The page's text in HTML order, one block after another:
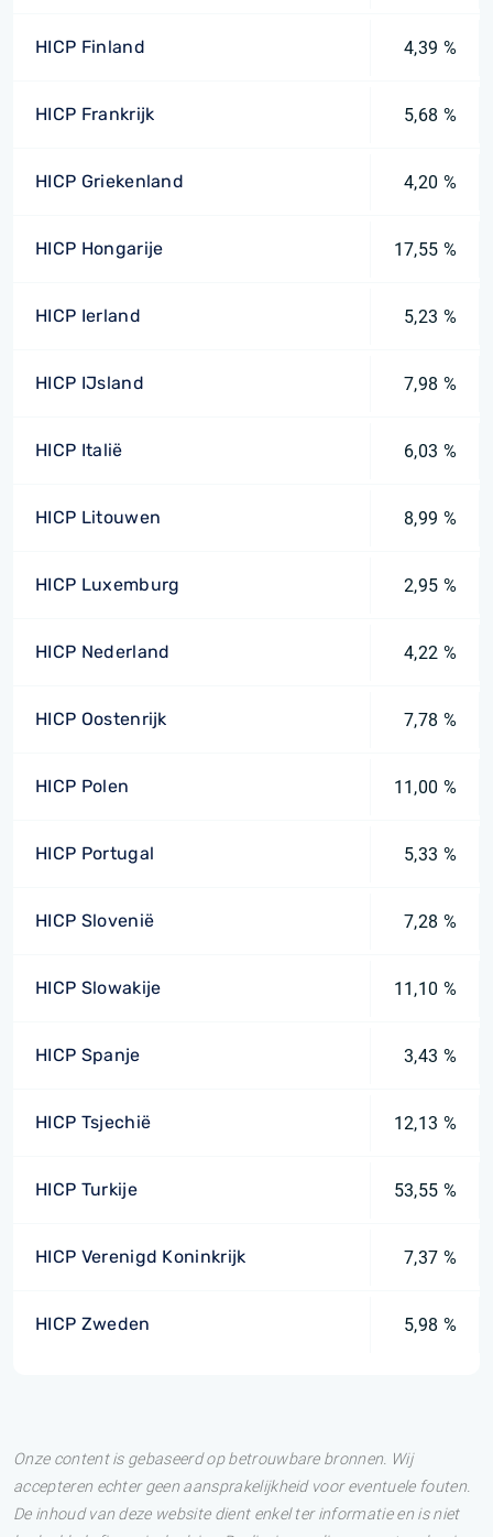
HICP Finland 4,39 %
HICP Frankrijk 5,68 %
HICP Griekenland 4,20 %
HICP Hongarije 17,55 %
HICP Ierland 5,23 %
HICP IJsland 7,98 %
HICP Italië 6,03 %
HICP Litouwen 8,99 %
HICP Luxemburg 2,95 %
HICP Nederland 4,22 %
HICP Oostenrijk 7,78 %
HICP Polen 11,00 %
HICP Portugal 5,33 %
HICP Slovenië 7,28 %
HICP Slowakije 11,10 %
HICP Spanje 3,43 %
HICP Tsjechië 12,13 %
HICP Turkije 53,55 %
HICP Verenigd Koninkrijk 7,37 %
HICP Zweden 5,98 %
Onze content is gebaseerd op betrouwbare bronnen. Wij
accepteren echter geen aansprakelijkheid voor eventuele fouten.
De inhoud van deze website dient enkel ter informatie en is niet